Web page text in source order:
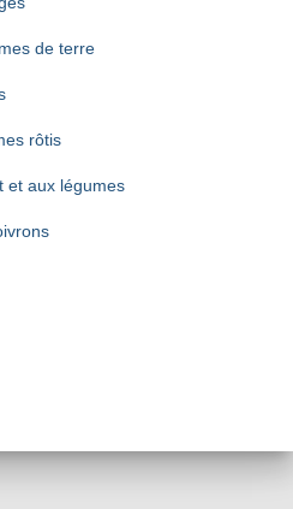
de terre
rôtis
et aux légumes